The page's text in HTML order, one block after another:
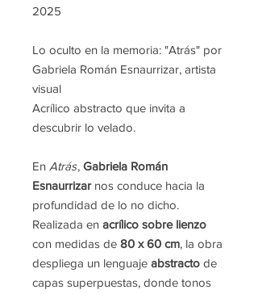
2025
Lo oculto en la memoria: "Atrás" por
Gabriela Román Esnaurrizar, artista
visual
Acrílico abstracto que invita a
descubrir lo velado.
En Atrás, Gabriela Román
Esnaurrizarnos conduce hacia la
profundidad de lo no dicho.
Realizada en acrílico sobre lienzo
con medidas de 80 x 60 cm, la obra
despliega un lenguaje abstracto de
capas superpuestas, donde tonos